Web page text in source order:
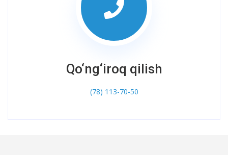
Qo‘ng‘iroq qilish
(78) 113-70-50